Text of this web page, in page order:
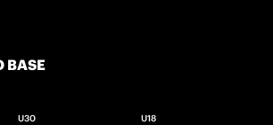
BASE
U30 U18